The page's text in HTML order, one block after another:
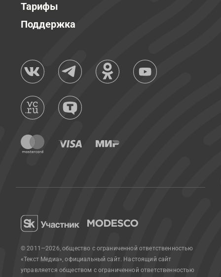
Тарифы
Поддержка
© 2011—2026, общество с ограниченной ответственностью
«Текст Медиа», официальный сайт. Настоящий сайт
управляется обществом с ограниченной ответственностью